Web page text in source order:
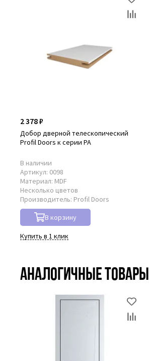
2 378 ₽
Добор дверной телескопический
Profil Doors к серии PA
В наличии
Артикул: 0098
Материал: MDF
Несколько цветов
Производитель: Profil Doors
В корзину
Купить в 1 клик
Аналогичные товары